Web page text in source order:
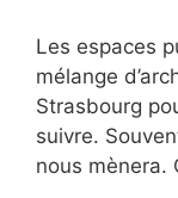
Les espaces
mélange
Strasbourg
suivre.
nous mènera.